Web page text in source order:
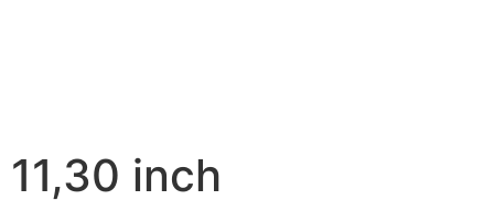
11,30 inch